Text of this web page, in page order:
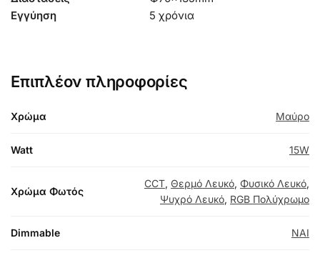
Εγγύηση
5 χρόνια
Επιπλέον πληροφορίες
Χρώμα Μαύρο
Watt 15W
Χρώμα Φωτός
CCT, Θερμό Λευκό, Φυσικό Λευκό,
Ψυχρό Λευκό, RGB Πολύχρωμο
Dimmable NAI